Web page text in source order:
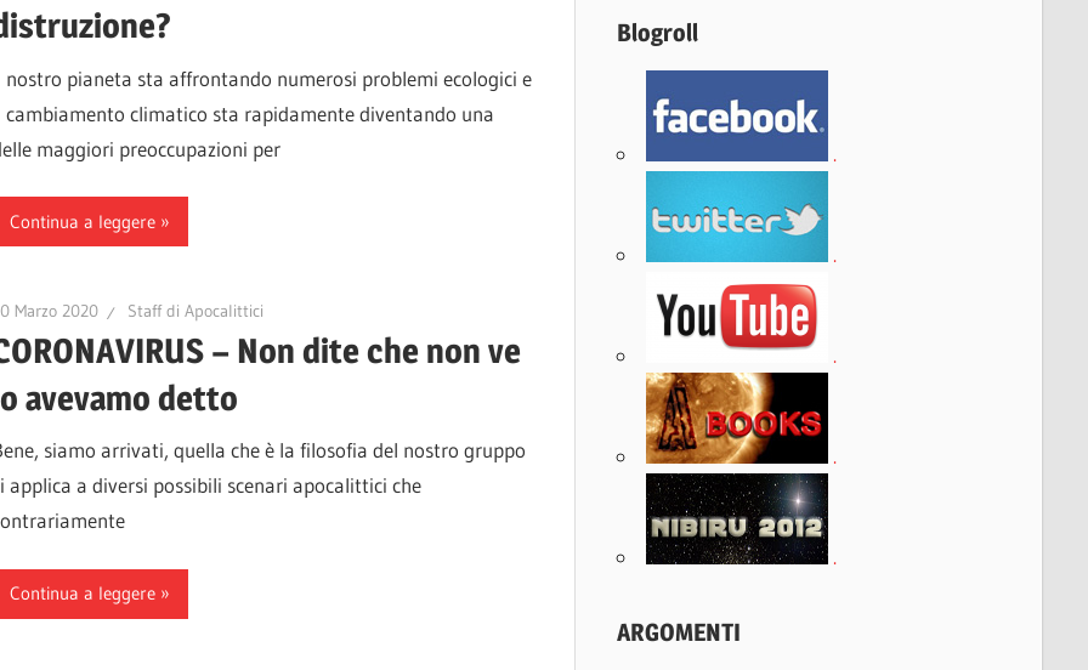
nostro pianeta sta affrontando numerosi problemi ecologici e
cambiamento climatico sta rapidamente diventando una
maggiori preoccupazioni per
Continua a leggere
Marzo 2020 Staff di Apocalittici
– Non dite che non ve
avevamo detto
siamo arrivati, quella che è la filosofia del nostro gruppo
applica a diversi possibili scenari apocalittici che
Continua a leggere
Blogroll
.
.
.
.
.
ARGOMENTI